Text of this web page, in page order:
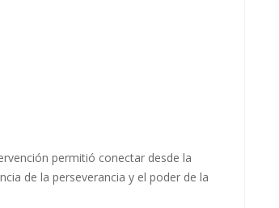
permitió conectar desde la
de la perseverancia y el poder de la